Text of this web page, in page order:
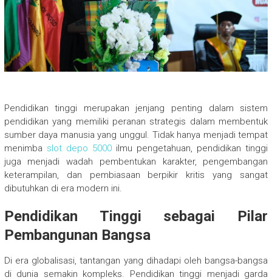
Pendidikan tinggi merupakan jenjang penting dalam sistem
pendidikan yang memiliki peranan strategis dalam membentuk
sumber daya manusia yang unggul. Tidak hanya menjadi tempat
menimba slot depo 5000ilmu pengetahuan, pendidikan tinggi
juga menjadi wadah pembentukan karakter, pengembangan
keterampilan, dan pembiasaan berpikir kritis yang sangat
dibutuhkan di era modern ini.
Pendidikan Tinggi sebagai Pilar
Pembangunan Bangsa
Di era globalisasi, tantangan yang dihadapi oleh bangsa-bangsa
di dunia semakin kompleks. Pendidikan tinggi menjadi garda